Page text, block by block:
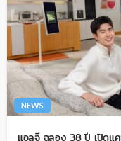
NEWS
แอลจี ฉลอง 38 ปี เปิดแ